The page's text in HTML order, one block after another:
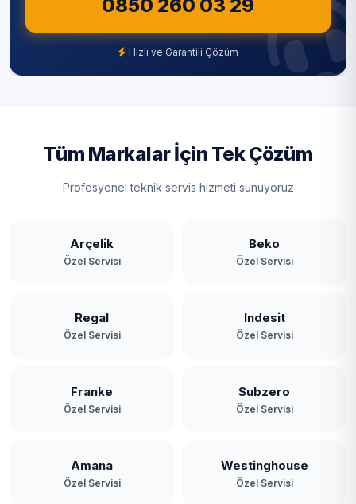
0850 260 03 29
Hızlı ve Garantili Çözüm
Tüm Markalar İçin Tek Çözüm
Profesyonel teknik servis hizmeti sunuyoruz
Arçelik
Özel Servisi
Beko
Özel Servisi
Regal
Özel Servisi
Indesit
Özel Servisi
Franke
Özel Servisi
Subzero
Özel Servisi
Amana
Özel Servisi
Westinghouse
Özel Servisi